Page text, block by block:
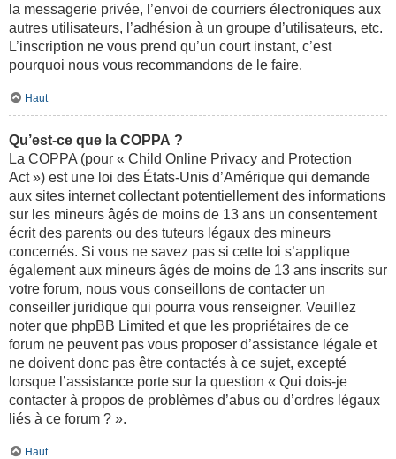
la messagerie privée, l’envoi de courriers électroniques aux
autres utilisateurs, l’adhésion à un groupe d’utilisateurs, etc.
L’inscription ne vous prend qu’un court instant, c’est
pourquoi nous vous recommandons de le faire.
Haut
Qu’est-ce que la COPPA ?
La COPPA (pour « Child Online Privacy and Protection
Act ») est une loi des États-Unis d’Amérique qui demande
aux sites internet collectant potentiellement des informations
sur les mineurs âgés de moins de 13 ans un consentement
écrit des parents ou des tuteurs légaux des mineurs
concernés. Si vous ne savez pas si cette loi s’applique
également aux mineurs âgés de moins de 13 ans inscrits sur
votre forum, nous vous conseillons de contacter un
conseiller juridique qui pourra vous renseigner. Veuillez
noter que phpBB Limited et que les propriétaires de ce
forum ne peuvent pas vous proposer d’assistance légale et
ne doivent donc pas être contactés à ce sujet, excepté
lorsque l’assistance porte sur la question « Qui dois-je
contacter à propos de problèmes d’abus ou d’ordres légaux
liés à ce forum ? ».
Haut